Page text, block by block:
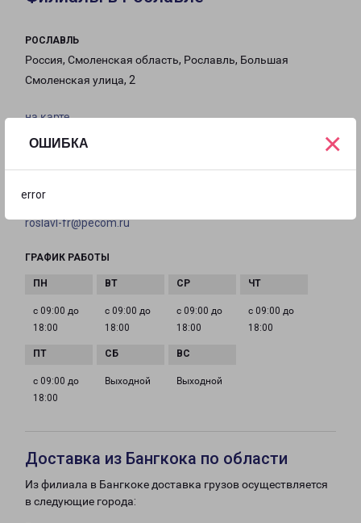
ОШИБКА
error
×
РОСЛАВЛЬ
Россия, Смоленская область, Рославль, Большая
Смоленская улица, 2
на карте
ТЕЛЕФОН
8 (48134) 5-01-00
roslavl-fr@pecom.ru
ГРАФИК РАБОТЫ
с 09:00 до
18:00
с 09:00 до
18:00
с 09:00 до
18:00
с 09:00 до
18:00
с 09:00 до
18:00
Выходной Выходной
Доставка из Бангкока по области
Из филиала в Бангкоке доставка грузов осуществляется
в следующие города: